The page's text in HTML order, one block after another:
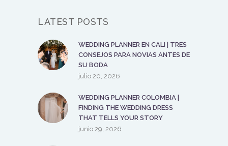
LATEST POSTS
WEDDING PLANNER EN CALI | TRES
CONSEJOS PARA NOVIAS ANTES DE
SU BODA
julio 20, 2026
WEDDING PLANNER COLOMBIA |
FINDING THE WEDDING DRESS
THAT TELLS YOUR STORY
junio 29, 2026